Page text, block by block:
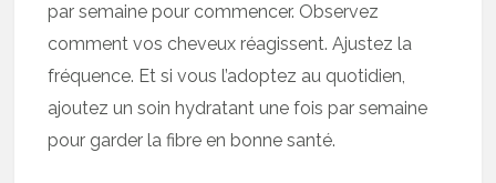
par semaine pour commencer. Observez
comment vos cheveux réagissent. Ajustez la
fréquence. Et si vous l’adoptez au quotidien,
ajoutez un soin hydratant une fois par semaine
pour garder la fibre en bonne santé.